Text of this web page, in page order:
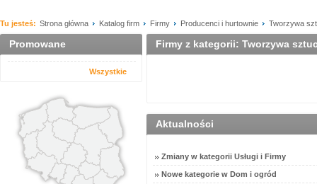
Tu jesteś: Strona główna Katalog firm Firmy Producenci i hurtownie Tworzywa
Promowane
Wszystkie
Firmy z kategorii: Tworzywa
Aktualności
Zmiany w kategorii Usługi i Firmy
Nowe kategorie w Dom i ogród